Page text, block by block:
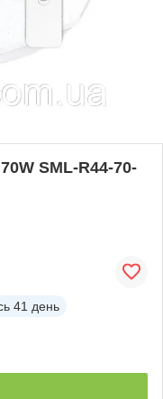
SML-R44-70-
41 день